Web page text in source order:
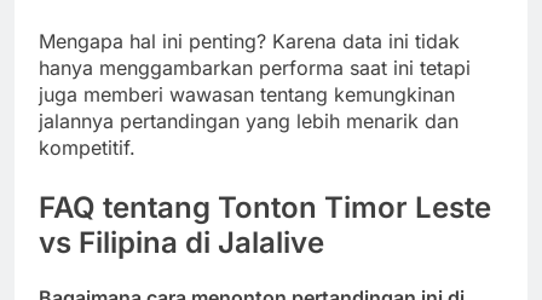
Mengapa hal ini penting? Karena data ini tidak
hanya menggambarkan performa saat ini tetapi
juga memberi wawasan tentang kemungkinan
jalannya pertandingan yang lebih menarik dan
kompetitif.
FAQ tentang Tonton Timor Leste
vs Filipina di Jalalive